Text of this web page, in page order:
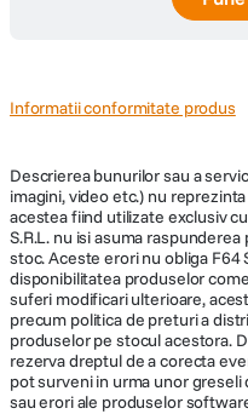
Informatii conformitate produs
Descrierea bunurilor sau a
imagini, video etc.) nu
acestea fiind utilizate exclusiv
S.R.L. nu isi asuma
stoc. Aceste erori nu obliga F64
disponibilitatea produselor
suferi modificari ulterioare,
precum politica de preturi a
produselor pe stocul acestora.
rezerva dreptul de a corecta
pot surveni in urma unor
sau erori ale produselor